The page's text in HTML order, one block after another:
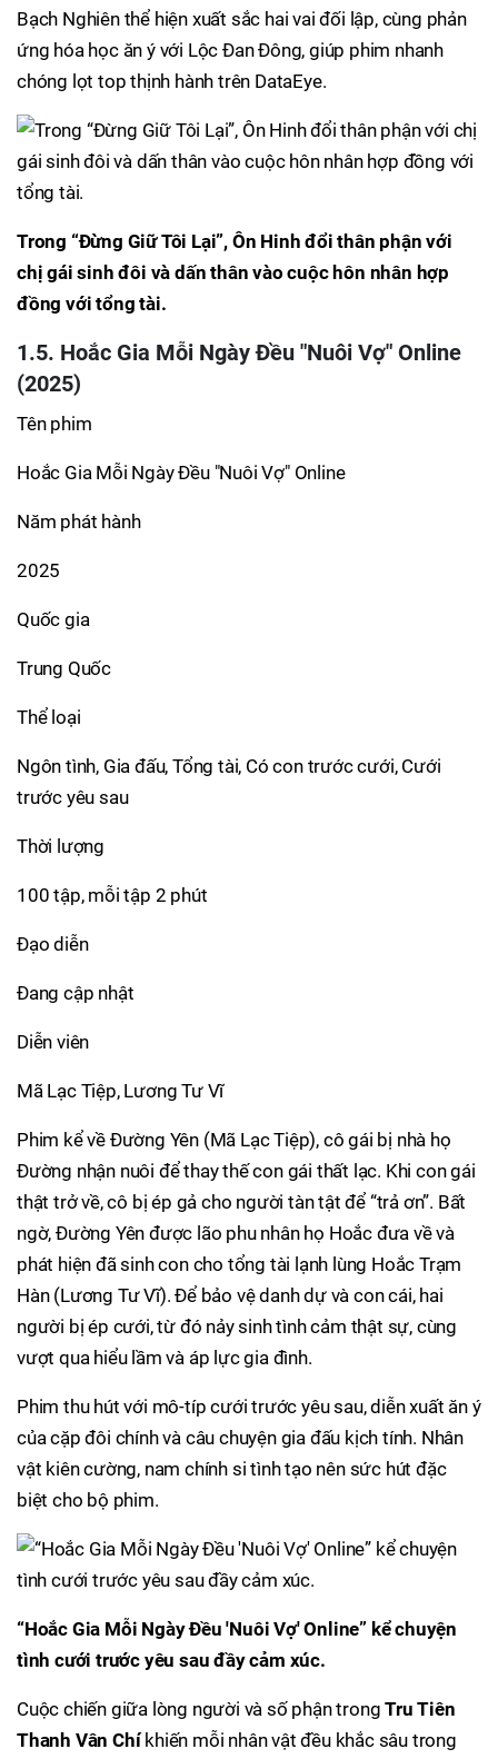
Bạch Nghiên thể hiện xuất sắc hai vai đối lập, cùng phản
ứng hóa học ăn ý với Lộc Đan Đông, giúp phim nhanh
chóng lọt top thịnh hành trên DataEye.
Trong “Đừng Giữ Tôi Lại”, Ôn Hinh đổi thân phận với
chị gái sinh đôi và dấn thân vào cuộc hôn nhân hợp
đồng với tổng tài.
1.5. Hoắc Gia Mỗi Ngày Đều "Nuôi Vợ" Online
(2025)
Tên phim
Hoắc Gia Mỗi Ngày Đều "Nuôi Vợ" Online
Năm phát hành
2025
Quốc gia
Trung Quốc
Thể loại
Ngôn tình, Gia đấu, Tổng tài, Có con trước cưới, Cưới
trước yêu sau
Thời lượng
100 tập, mỗi tập 2 phút
Đạo diễn
Đang cập nhật
Diễn viên
Mã Lạc Tiệp, Lương Tư Vĩ
Phim kể về Đường Yên (Mã Lạc Tiệp), cô gái bị nhà họ
Đường nhận nuôi để thay thế con gái thất lạc. Khi con gái
thật trở về, cô bị ép gả cho người tàn tật để “trả ơn”. Bất
ngờ, Đường Yên được lão phu nhân họ Hoắc đưa về và
phát hiện đã sinh con cho tổng tài lạnh lùng Hoắc Trạm
Hàn (Lương Tư Vĩ). Để bảo vệ danh dự và con cái, hai
người bị ép cưới, từ đó nảy sinh tình cảm thật sự, cùng
vượt qua hiểu lầm và áp lực gia đình.
Phim thu hút với mô-típ cưới trước yêu sau, diễn xuất ăn ý
của cặp đôi chính và câu chuyện gia đấu kịch tính. Nhân
vật kiên cường, nam chính si tình tạo nên sức hút đặc
biệt cho bộ phim.
“Hoắc Gia Mỗi Ngày Đều 'Nuôi Vợ' Online” kể chuyện
tình cưới trước yêu sau đầy cảm xúc.
Cuộc chiến giữa lòng người và số phận trongTru Tiên
Thanh Vân Chíkhiến mỗi nhân vật đều khắc sâu trong